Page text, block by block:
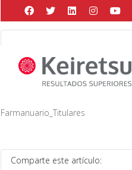
Help me Dante! I'm
Posted by Martín Gonzalezon
Farmanuario_Titulares
Comparte este artículo: